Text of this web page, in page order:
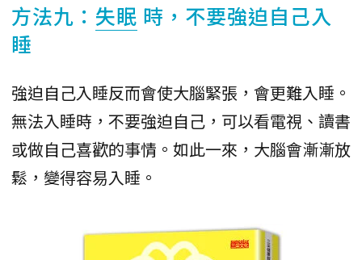
方法九： 失眠 時，不要強迫自己入
睡
強迫自己入睡反而會使大腦緊張，會更難入睡。
無法入睡時，不要強迫自己，可以看電視、讀書
或做自己喜歡的事情。如此一來，大腦會漸漸放
鬆，變得容易入睡。